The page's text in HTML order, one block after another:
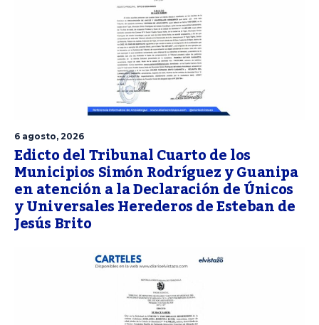
6 agosto, 2026
Edicto del Tribunal Cuarto de los
Municipios Simón Rodríguez y Guanipa
en atención a la Declaración de Únicos
y Universales Herederos de Esteban de
Jesús Brito